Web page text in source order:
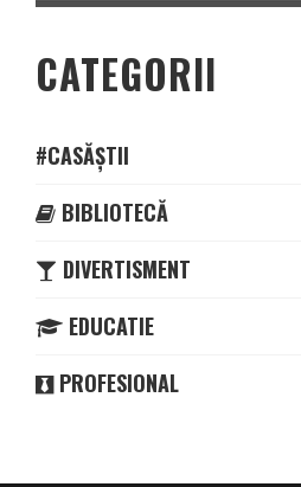
CATEGORII
#CASĂȘTII
BIBLIOTECĂ
DIVERTISMENT
EDUCATIE
PROFESIONAL